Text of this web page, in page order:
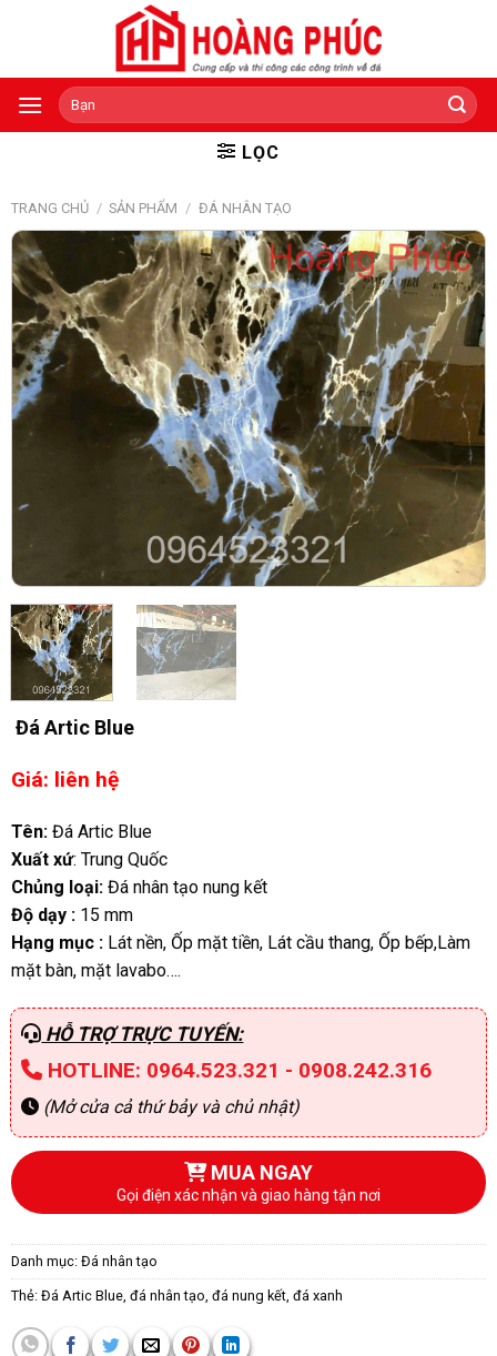
Tìm
kiếm:
LỌC
TRANG CHỦ / SẢN PHẨM / ĐÁ NHÂN TẠO
Đá Artic Blue
Giá: liên hệ
Tên: Đá Artic Blue
Xuất xứ: Trung Quốc
Chủng loại:Đá nhân tạo nung kết
Độ dạy :15 mm
Hạng mục :Lát nền, Ốp mặt tiền, Lát cầu thang, Ốp bếp,Làm
mặt bàn, mặt lavabo….
HỖ TRỢ TRỰC TUYẾN:
HOTLINE: 0964.523.321 - 0908.242.316
(Mở cửa cả thứ bảy và chủ nhật)
MUA NGAY
Gọi điện xác nhận và giao hàng tận nơi
Danh mục: Đá nhân tạo
Thẻ: Đá Artic Blue, đá nhân tạo, đá nung kết, đá xanh